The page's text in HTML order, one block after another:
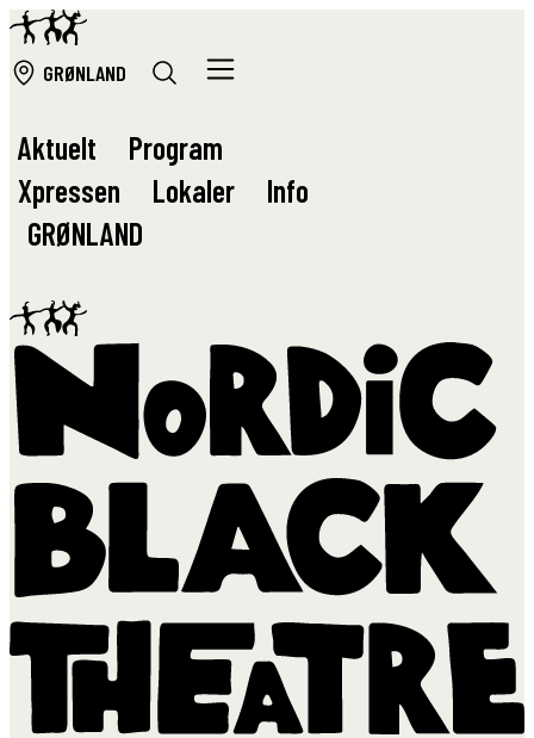
GRØNLAND
Aktuelt
Program
Xpressen
Lokaler
Info
GRØNLAND